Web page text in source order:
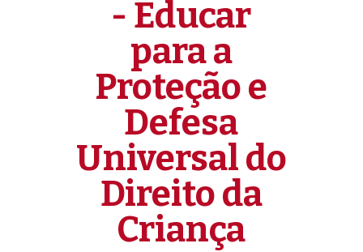
- Educar
para a
Proteção e
Defesa
Universal do
Direito da
Criança